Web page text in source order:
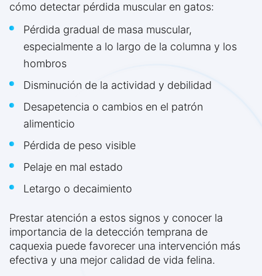
cómo detectar pérdida muscular en gatos:
Pérdida gradual de masa muscular,
especialmente a lo largo de la columna y los
hombros
Disminución de la actividad y debilidad
Desapetencia o cambios en el patrón
alimenticio
Pérdida de peso visible
Pelaje en mal estado
Letargo o decaimiento
Prestar atención a estos signos y conocer la
importancia de la detección temprana de
caquexia puede favorecer una intervención más
efectiva y una mejor calidad de vida felina.